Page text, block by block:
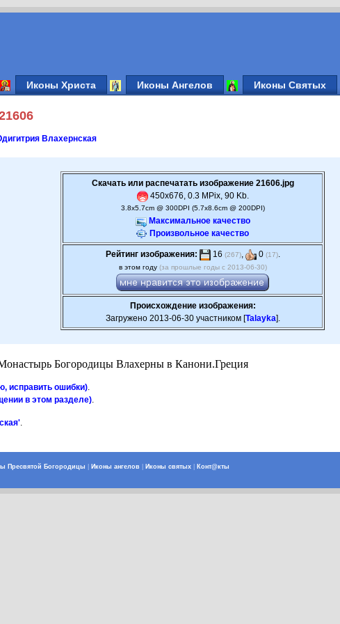
Иконы Христа Иконы Ангелов Иконы Святых
Влахернская
Скачать или распечатать изображение 21606.jpg
450x676, 0.3 MPix, 90 Kb.
3.8x5.7cm @ 300DPI (5.7x8.6cm @ 200DPI)
Максимальное качество
Произвольное качество
Рейтинг изображения: 16 (267), 0 (17).
в этом году (за прошлые годы с 2013-06-30)
Происхождение изображения:
Загружено 2013-06-30 участником [Talayka].
Богородицы Влахерны в Канони.Греция
исправить ошибки).
в этом разделе).
.
Пресвятой Богородицы Иконы ангелов Иконы святых Конт@кты